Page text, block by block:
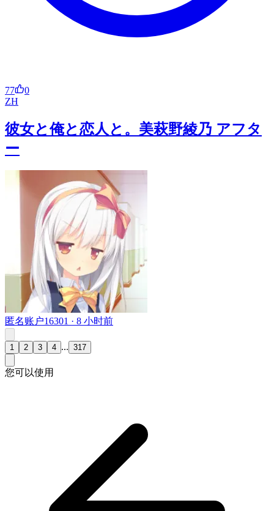
77
0
ZH
彼女と俺と恋人と。美萩野綾乃 アフタ
ー
匿名账户16301 · 8 小时前
1 2 3 4 ... 317
您可以使用